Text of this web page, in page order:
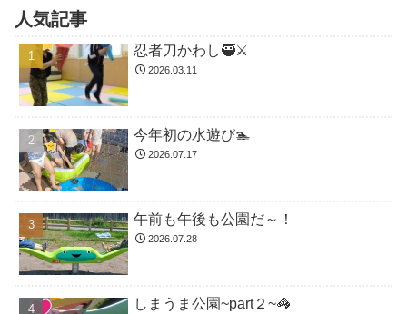
人気記事
忍者刀かわし🥷⚔️
2026.03.11
今年初の水遊び🏊
2026.07.17
午前も午後も公園だ～！
2026.07.28
しまうま公園~part２~🦓